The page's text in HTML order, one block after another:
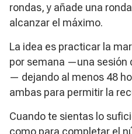
rondas, y añade una
alcanzar el máximo.
La idea es practicar la
por semana —una sesión
— dejando al menos 48
ambas para permitir la
Cuando te sientas lo
como para completar el